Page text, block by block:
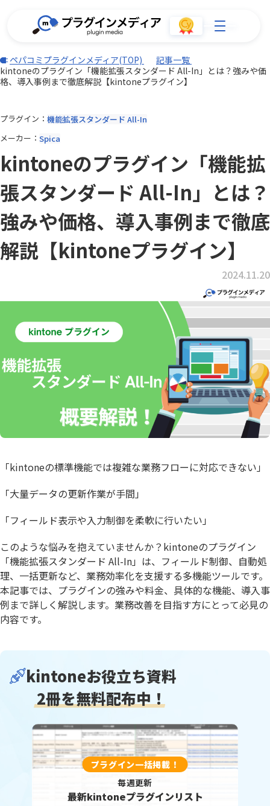
ペパコミプラグインメディア(TOP)
記事一覧
kintoneのプラグイン「機能拡張スタンダード All-In」とは？強みや価
格、導入事例まで徹底解説【kintoneプラグイン】
プラグイン
機能拡張スタンダード All-In
メーカー
Spica
kintoneのプラグイン「機能拡
張スタンダード All-In」とは？
強みや価格、導入事例まで徹底
解説【kintoneプラグイン】
2024.11.20
「kintoneの標準機能では複雑な業務フローに対応できない」
「大量データの更新作業が手間」
「フィールド表示や入力制御を柔軟に行いたい」
このような悩みを抱えていませんか？kintoneのプラグイン
「機能拡張スタンダード All-In」は、フィールド制御、自動処
理、一括更新など、業務効率化を支援する多機能ツールです。
本記事では、プラグインの強みや料金、具体的な機能、導入事
例まで詳しく解説します。業務改善を目指す方にとって必見の
内容です。
kintoneお役立ち資料
2冊を無料配布中！
プラグイン一括掲載！
毎週更新
最新kintoneプラグインリスト